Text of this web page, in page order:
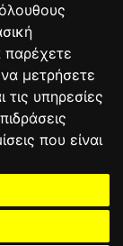
παρέχετε
να μετρήσετε
υπηρεσίες
που είναι